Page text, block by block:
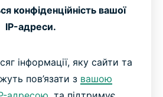
конфіденційність вашої
IP-адреси.
інформації, яку сайти та
пов’язати з вашою